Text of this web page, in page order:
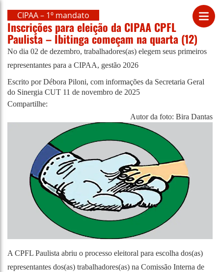
CIPAA – 1º mandato
Inscrições para eleição da CIPAA CPFL
Paulista – Ibitinga começam na quarta (12)
No dia 02 de dezembro, trabalhadores(as) elegem seus primeiros
representantes para a CIPAA, gestão 2026
Escrito por Débora Piloni, com informações da Secretaria Geral
do Sinergia CUT 11 de novembro de 2025
Compartilhe:
Autor da foto: Bira Dantas
A CPFL Paulista abriu o processo eleitoral para escolha dos(as)
representantes dos(as) trabalhadores(as) na Comissão Interna de